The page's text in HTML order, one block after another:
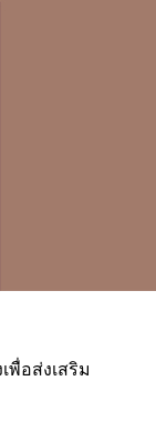
พื่อส่งเสริม